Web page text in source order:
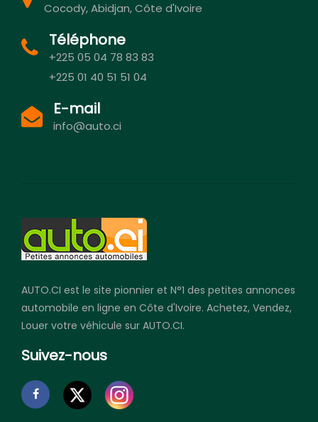
Cocody, Abidjan, Côte d'Ivoire
Téléphone
+225 05 04 78 83 83
+225 01 40 51 51 04
E-mail
info@auto.ci
AUTO.CI est le site pionnier et N°1 des petites annonces
automobile en ligne en Côte d'Ivoire. Achetez, Vendez,
Louer votre véhicule sur AUTO.CI.
Suivez-nous